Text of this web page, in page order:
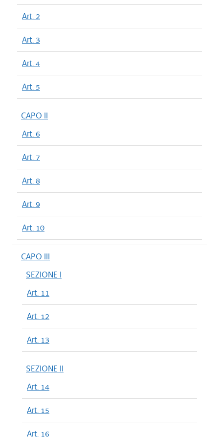
Art. 2
Art. 3
Art. 4
Art. 5
CAPO II
Art. 6
Art. 7
Art. 8
Art. 9
Art. 10
CAPO III
SEZIONE I
Art. 11
Art. 12
Art. 13
SEZIONE II
Art. 14
Art. 15
Art. 16